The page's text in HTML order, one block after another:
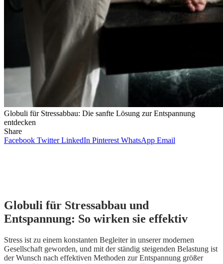
Globuli für Stressabbau: Die sanfte Lösung zur Entspannung
entdecken
Share
Facebook Twitter LinkedIn Pinterest WhatsApp Email
Globuli für Stressabbau und
Entspannung: So wirken sie effektiv
Stress ist zu einem konstanten Begleiter in unserer modernen
Gesellschaft geworden, und mit der ständig steigenden Belastung ist
der Wunsch nach effektiven Methoden zur Entspannung größer